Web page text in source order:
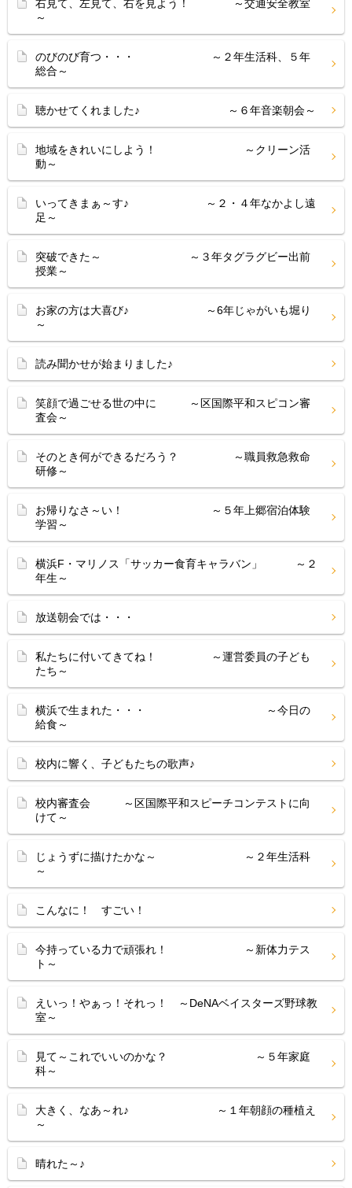
右見て、左見て、右を見よう！ ～交通安全教室
～
のびのび育つ・・・ ～２年生活科、５年
総合～
聴かせてくれました♪ ～６年音楽朝会～
地域をきれいにしよう！ ～クリーン活
動～
いってきまぁ～す♪ ～２・４年なかよし遠
足～
突破できた～ ～３年タグラグビー出前
授業～
お家の方は大喜び♪ ～6年じゃがいも堀り
～
読み聞かせが始まりました♪
笑顔で過ごせる世の中に ～区国際平和スピコン審
査会～
そのとき何ができるだろう？ ～職員救急救命
研修～
お帰りなさ～い！ ～５年上郷宿泊体験
学習～
横浜F・マリノス「サッカー食育キャラバン」 ～２
年生～
放送朝会では・・・
私たちに付いてきてね！ ～運営委員の子ども
たち～
横浜で生まれた・・・ ～今日の
給食～
校内に響く、子どもたちの歌声♪
校内審査会 ～区国際平和スピーチコンテストに向
けて～
じょうずに描けたかな～ ～２年生活科
～
こんなに！ すごい！
今持っている力で頑張れ！ ～新体力テス
ト～
えいっ！やぁっ！それっ！ ～DeNAベイスターズ野球教
室～
見て～これでいいのかな？ ～５年家庭
科～
大きく、なあ～れ♪ ～１年朝顔の種植え
～
晴れた～♪